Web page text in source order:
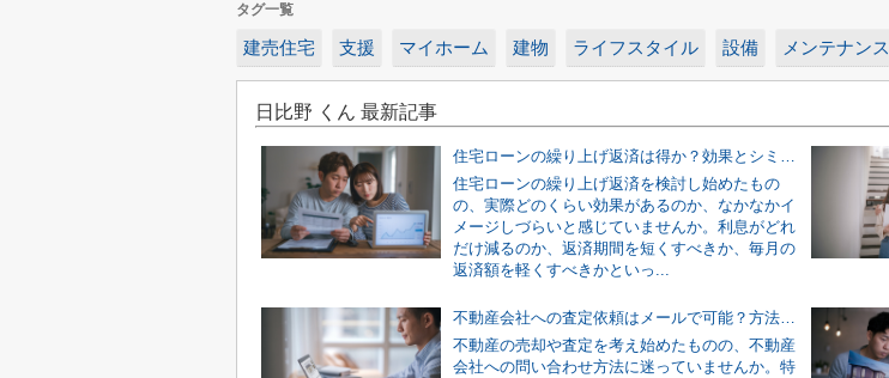
タグ一覧
建売住宅 支援 マイホーム 建物 ライフスタイル 設備 メンテナンス
日比野 くん 最新記事
住宅ローンの繰り上げ返済は得か？効果とシミュレーションで無理のない判断をする方法
住宅ローンの繰り上げ返済を検討し始めたもの
の、実際どのくらい効果があるのか、なかなかイ
メージしづらいと感じていませんか。利息がどれ
だけ減るのか、返済期間を短くすべきか、毎月の
返済額を軽くすべきかといっ...
不動産会社への査定依頼はメールで可能？方法と書き方の基本を解説
不動産の売却や査定を考え始めたものの、不動産
会社への問い合わせ方法に迷っていませんか。特